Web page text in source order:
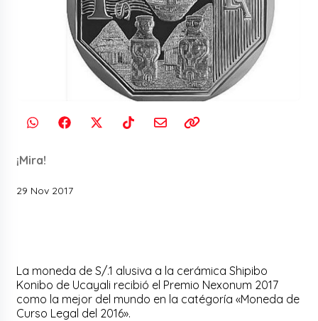
¡Mira!
29 Nov 2017
La moneda de S/.1 alusiva a la cerámica Shipibo
Konibo de Ucayali recibió el Premio Nexonum 2017
como la mejor del mundo en la catégoría «Moneda de
Curso Legal del 2016».